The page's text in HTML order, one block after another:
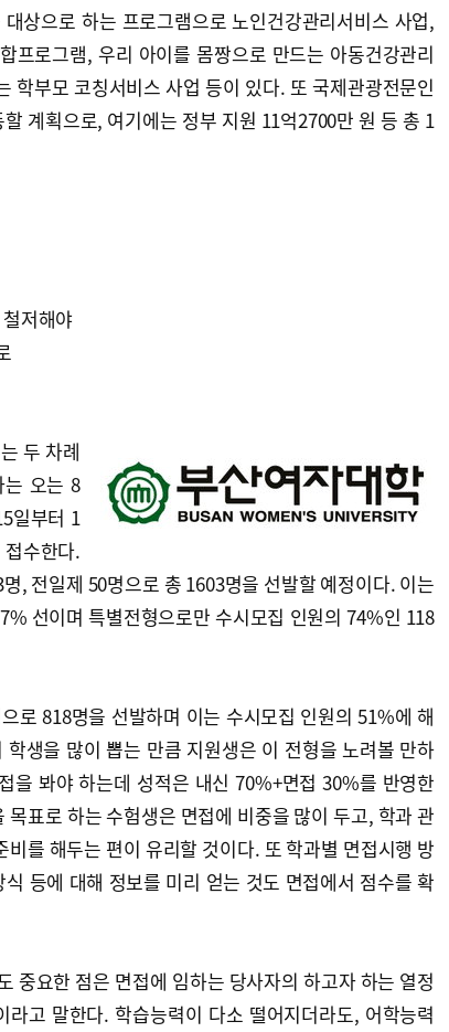
상으로 하는 프로그램으로 노인건강관리서비스 사업,
프로그램, 우리 아이를 몸짱으로 만드는 아동건강관리
학부모 코칭서비스 사업 등이 있다. 또 국제관광전문인
계획으로, 여기에는 정부 지원 11억2700만 원 등 총 1
저해야
두 차례
는 오는 8
일부터 1
수한다.
, 전일제 50명으로 총 1603명을 선발할 예정이다. 이는
선이며 특별전형으로만 수시모집 인원의 74%인 118
로 818명을 선발하며 이는 수시모집 인원의 51%에 해
생을 많이 뽑는 만큼 지원생은 이 전형을 노려볼 만하
을 봐야 하는데 성적은 내신 70%+면접 30%를 반영한
표로 하는 수험생은 면접에 비중을 많이 두고, 학과 관
를 해두는 편이 유리할 것이다. 또 학과별 면접시행 방
등에 대해 정보를 미리 얻는 것도 면접에서 점수를 확
중요한 점은 면접에 임하는 당사자의 하고자 하는 열정
고 말한다. 학습능력이 다소 떨어지더라도, 어학능력